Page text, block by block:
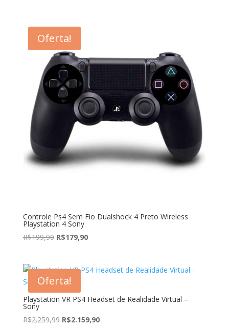
Oferta!
Controle Ps4 Sem Fio Dualshock 4 Preto Wireless
Playstation 4 Sony
R$199,90 O
era:
R$199,90.
R$179,90O
é:
Oferta!
Playstation VR PS4 Headset de Realidade Virtual –
Sony
R$2.259,99 O
R$2.159,90O